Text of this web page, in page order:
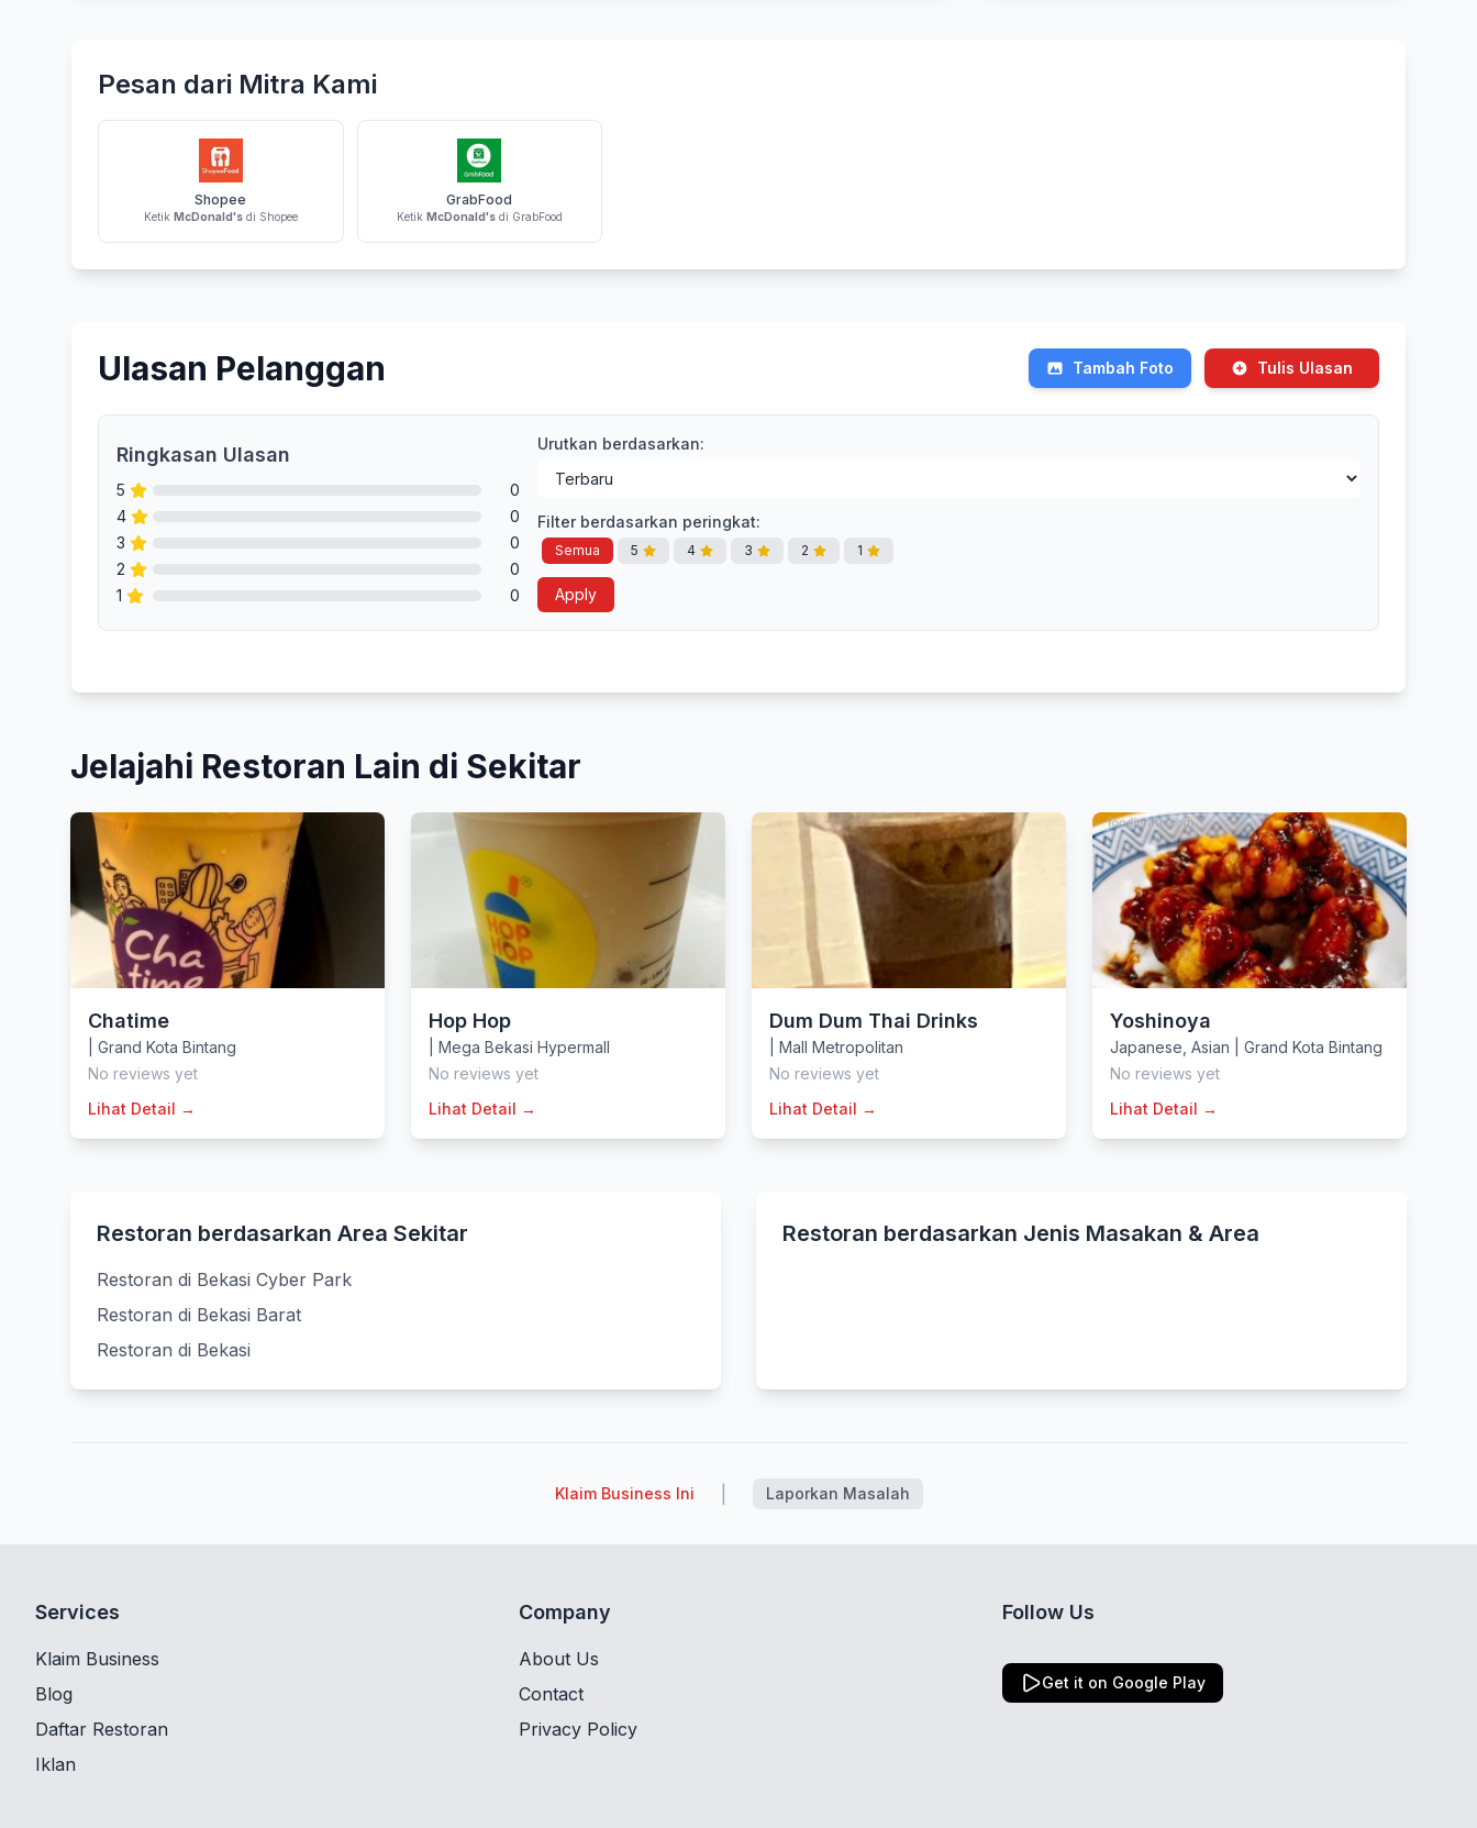
Pesan dari Mitra Kami
Shopee
Ketik McDonald'sdi Shopee
GrabFood
Ketik McDonald'sdi GrabFood
Ulasan Pelanggan Tambah Foto Tulis Ulasan
Ringkasan Ulasan
5
0
4
0
3
0
2
0
1
0
Urutkan berdasarkan:
Filter berdasarkan peringkat:
Semua 5 4 3 2 1
Apply
Jelajahi Restoran Lain di Sekitar
Chatime
Grand Kota Bintang
No reviews yet
Lihat Detail →
Hop Hop
Mega Bekasi Hypermall
No reviews yet
Lihat Detail →
Dum Dum Thai Drinks
Mall Metropolitan
No reviews yet
Lihat Detail →
Yoshinoya
Japanese Asian
Grand Kota Bintang
No reviews yet
Lihat Detail →
Restoran berdasarkan Area Sekitar
Restoran di Bekasi Cyber Park
Restoran di Bekasi Barat
Restoran di Bekasi
Restoran berdasarkan Jenis Masakan & Area
Klaim Business Ini Laporkan Masalah
Services
Klaim Business
Blog
Daftar Restoran
Iklan
Company
About Us
Contact
Privacy Policy
Follow Us
Get it on Google Play